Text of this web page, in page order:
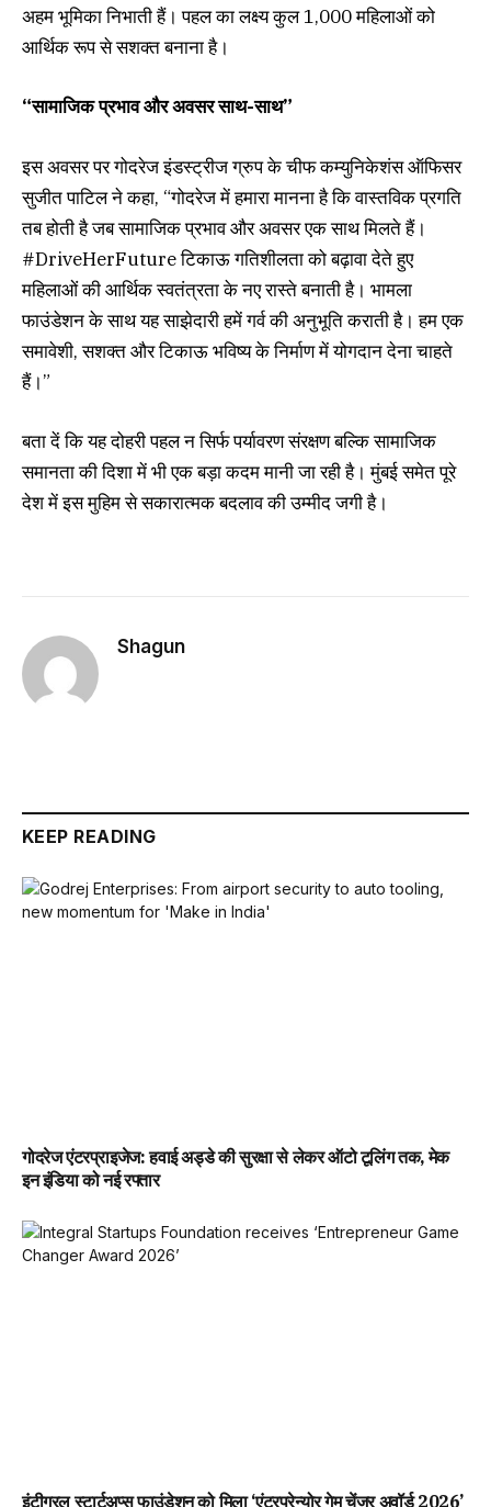
अहम भूमिका निभाती हैं। पहल का लक्ष्य कुल 1,000 महिलाओं को
आर्थिक रूप से सशक्त बनाना है।
“सामाजिक प्रभाव और अवसर साथ-साथ”
इस अवसर पर गोदरेज इंडस्ट्रीज ग्रुप के चीफ कम्युनिकेशंस ऑफिसर
सुजीत पाटिल ने कहा, “गोदरेज में हमारा मानना है कि वास्तविक प्रगति
तब होती है जब सामाजिक प्रभाव और अवसर एक साथ मिलते हैं।
#DriveHerFuture टिकाऊ गतिशीलता को बढ़ावा देते हुए
महिलाओं की आर्थिक स्वतंत्रता के नए रास्ते बनाती है। भामला
फाउंडेशन के साथ यह साझेदारी हमें गर्व की अनुभूति कराती है। हम एक
समावेशी, सशक्त और टिकाऊ भविष्य के निर्माण में योगदान देना चाहते
हैं।”
बता दें कि यह दोहरी पहल न सिर्फ पर्यावरण संरक्षण बल्कि सामाजिक
समानता की दिशा में भी एक बड़ा कदम मानी जा रही है। मुंबई समेत पूरे
देश में इस मुहिम से सकारात्मक बदलाव की उम्मीद जगी है।
Shagun
KEEP READING
गोदरेज एंटरप्राइजेज: हवाई अड्डे की सुरक्षा से लेकर ऑटो टूलिंग तक, मेक
इन इंडिया को नई रफ्तार
इंटीग्रल स्टार्टअप्स फाउंडेशन को मिला ‘एंटरप्रेन्योर गेम चेंजर अवॉर्ड 2026’